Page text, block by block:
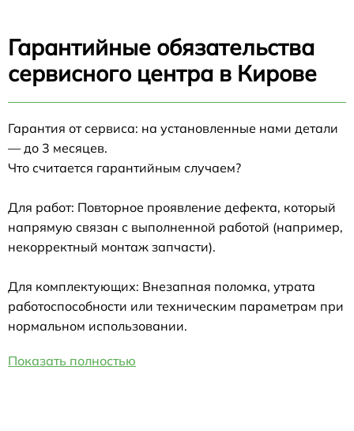
Гарантийные обязательства
сервисного центра в Кирове
Гарантия от сервиса: на установленные нами детали
— до 3 месяцев.
Что считается гарантийным случаем?
Для работ: Повторное проявление дефекта, который
напрямую связан с выполненной работой (например,
некорректный монтаж запчасти).
Для комплектующих: Внезапная поломка, утрата
работоспособности или техническим параметрам при
нормальном использовании.
Показать полностью